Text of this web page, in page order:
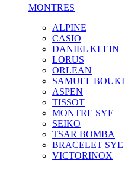
MONTRES
ALPINE
CASIO
DANIEL KLEIN
LORUS
ORLEAN
SAMUEL BOUKI
ASPEN
TISSOT
MONTRE SYE
SEIKO
TSAR BOMBA
BRACELET SYE
VICTORINOX